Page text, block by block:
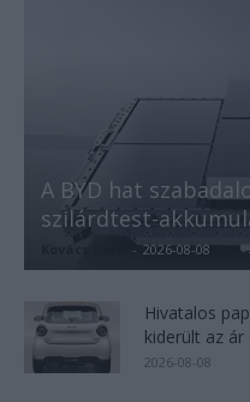
A BYD hat
szilárdtest-
- 2026-08-08
Hivatalos
kiderült az ár
2026-08-08